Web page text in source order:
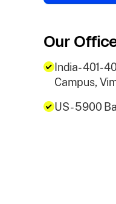
Our
India- 401-
Campus,
US - 5900